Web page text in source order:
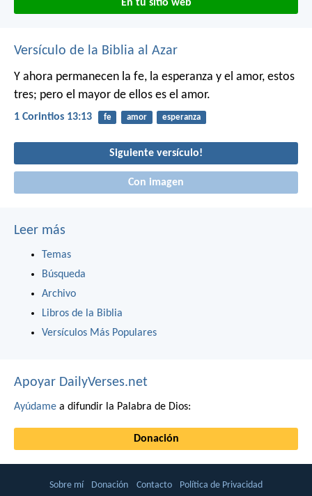
En tu sitio web
Versículo de la Biblia al Azar
Y ahora permanecen la fe, la esperanza y el amor, estos
tres; pero el mayor de ellos es el amor.
1 Corintios 13:13 fe amor esperanza
Siguiente versículo!
Con imagen
Leer más
Temas
Búsqueda
Archivo
Libros de la Biblia
Versículos Más Populares
Apoyar DailyVerses.net
Ayúdame a difundir la Palabra de Dios:
Donación
Sobre mí Donación Contacto Política de Privacidad